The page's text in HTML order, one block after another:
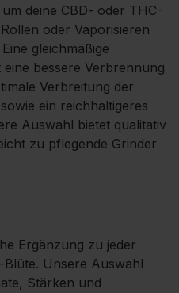
deine CBD- oder THC-
oder Vaporisieren
gleichmäßige
bessere Verbrennung
Verbreitung der
ein reichhaltigeres
Auswahl bietet qualitativ
zu pflegende Grinder
Ergänzung zu jeder
Unsere Auswahl
Stärken und